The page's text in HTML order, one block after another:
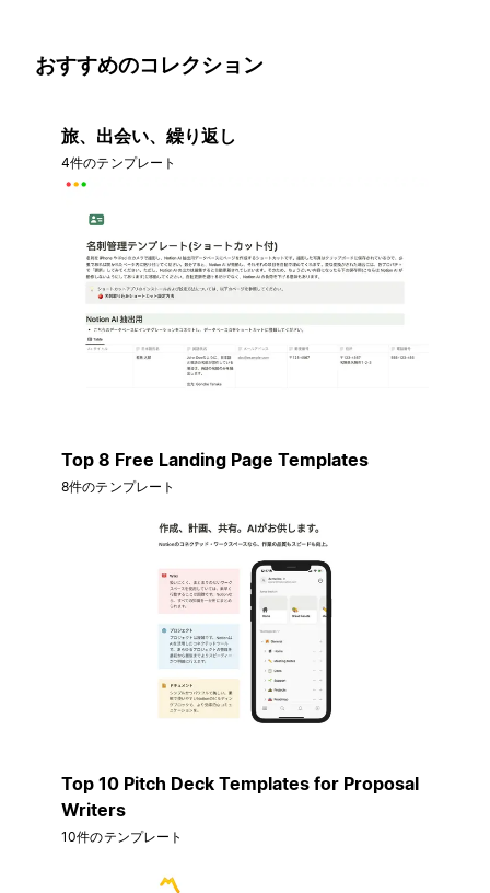
おすすめのコレクション
旅、出会い、繰り返し
4件のテンプレート
Top 8 Free Landing Page Templates
8件のテンプレート
Top 10 Pitch Deck Templates for Proposal
Writers
10件のテンプレート